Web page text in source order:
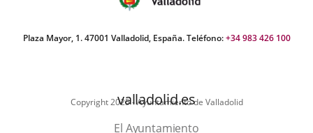
Plaza Mayor, 1. 47001 Valladolid, España. Teléfono:+34 983 426 100
Copyright 2025 - Ayuntamiento de Valladolid
valladolid.es
El Ayuntamiento